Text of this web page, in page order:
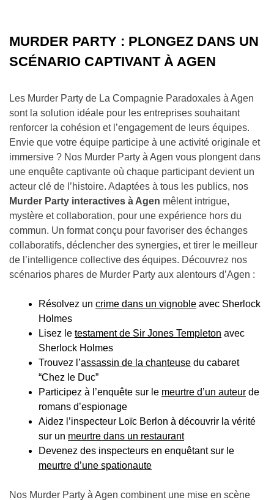
MURDER PARTY : PLONGEZ DANS UN
SCÉNARIO CAPTIVANT À AGEN
Les Murder Party de La Compagnie Paradoxales à Agen
sont la solution idéale pour les entreprises souhaitant
renforcer la cohésion et l’engagement de leurs équipes.
Envie que votre équipe participe à une activité originale et
immersive ? Nos Murder Party à Agen vous plongent dans
une enquête captivante où chaque participant devient un
acteur clé de l’histoire. Adaptées à tous les publics, nos
Murder Party interactives à Agen mêlent intrigue,
mystère et collaboration, pour une expérience hors du
commun. Un format conçu pour favoriser des échanges
collaboratifs, déclencher des synergies, et tirer le meilleur
de l’intelligence collective des équipes. Découvrez nos
scénarios phares de Murder Party aux alentours d’Agen :
Résolvez un crime dans un vignoble avec Sherlock
Holmes
Lisez le testament de Sir Jones Templeton avec
Sherlock Holmes
Trouvez l’assassin de la chanteuse du cabaret
“Chez le Duc”
Participez à l’enquête sur le meurtre d’un auteur de
romans d’espionage
Aidez l’inspecteur Loïc Berlon à découvrir la vérité
sur un meurtre dans un restaurant
Devenez des inspecteurs en enquêtant sur le
meurtre d’une spationaute
Nos Murder Party à Agen combinent une mise en scène